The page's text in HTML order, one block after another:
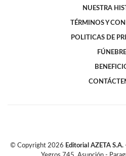
NUESTRA
TÉRMINOS Y
POLITICAS DE
© Copyright 2026 Editorial AZETA S.A.